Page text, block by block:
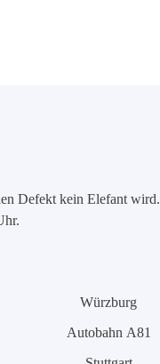
Defekt kein Elefant wird.
Würzburg
Autobahn A81